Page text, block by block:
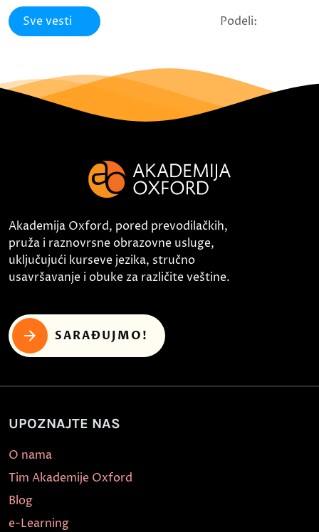
Sve vesti Podeli:
Akademija Oxford, pored prevodilačkih,
pruža i raznovrsne obrazovne usluge,
uključujući kurseve jezika, stručno
usavršavanje i obuke za različite veštine.
SARAĐUJMO!
UPOZNAJTE NAS
O nama
Tim Akademije Oxford
Blog
e-Learning